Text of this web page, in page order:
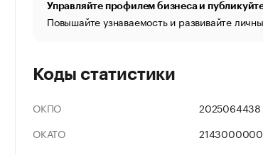
Управляйте профилем бизнеса и
Повышайте узнаваемость и развивайте
Коды статистики
ОКПО
2025064438
ОКАТО